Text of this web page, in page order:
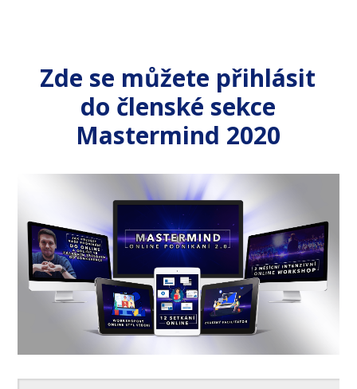
Zde se můžete přihlásit
do členské sekce
Mastermind 2020